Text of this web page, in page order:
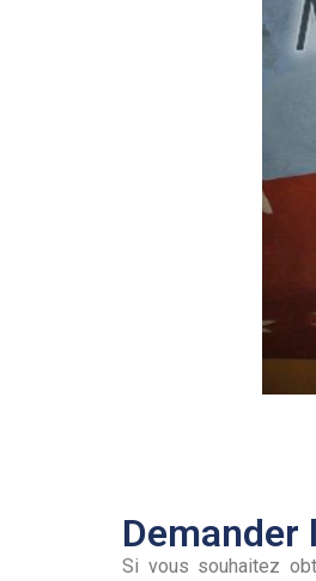
Demander
Si vous souhaitez